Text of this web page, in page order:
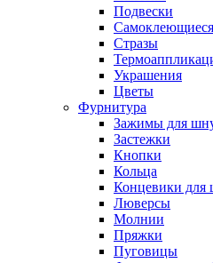
Подвески
Стразы
Украшения
Цветы
Фурнитура
Зажимы для
Застежки
Кнопки
Кольца
Концевики для
Люверсы
Молнии
Пряжки
Пуговицы